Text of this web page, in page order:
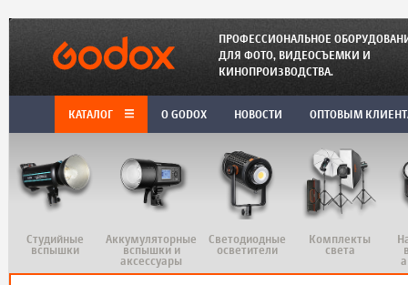
ПРОФЕССИОНАЛЬНОЕ
ДЛЯ ФОТО, ВИДЕОСЪЕМКИ И
КИНОПРОИЗВОДСТВА.
КАТАЛОГ O GODOX НОВОСТИ ОПТОВЫМ
Студийные
вспышки
Аккумуляторные
вспышки и
аксессуары
Светодиодные
осветители
Комплекты
света